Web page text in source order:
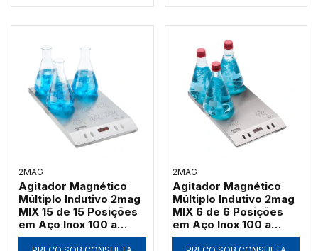
2MAG
Agitador Magnético
Múltiplo Indutivo 2mag
MIX 15 de 15 Posições
em Aço Inox 100 a
2000 RPM (Até
2MAG
Agitador Magnético
Múltiplo Indutivo 2mag
MIX 6 de 6 Posições
em Aço Inox 100 a
2000 RPM (Até